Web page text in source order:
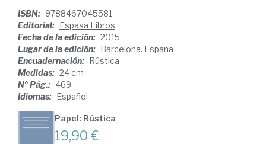
ISBN: 9788467045581
Editorial: Espasa Libros
Fecha de la edición: 2015
Lugar de la edición: Barcelona. España
Encuadernación: Rústica
Medidas: 24 cm
Nº Pág.: 469
Idiomas: Español
Papel: Rústica
19,90 €